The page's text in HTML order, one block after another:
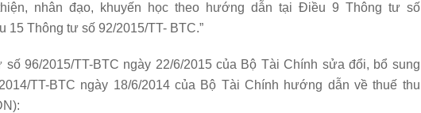
nhân đạo, khuyến học theo hướng dẫn tại Điều 9 Thông tư số
15 Thông tư số 92/2015/TT- BTC.”
96/2015/TT-BTC ngày 22/6/2015 của Bộ Tài Chính sửa đổi, bổ sung
TT-BTC ngày 18/6/2014 của Bộ Tài Chính hướng dẫn về thuế thu